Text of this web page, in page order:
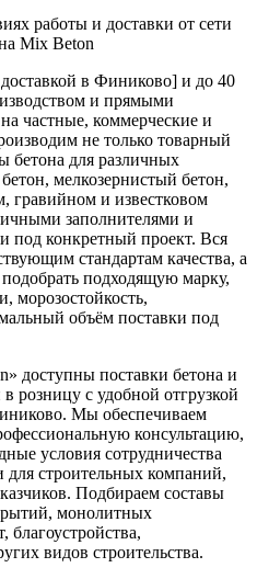
работы и доставки от сети
Mix Beton
в Финиково] и до 40
и прямыми
частные, коммерческие и
не только товарный
бетона для различных
мелкозернистый бетон,
гравийном и известковом
заполнителями и
под конкретный проект. Вся
стандартам качества, а
подходящую марку,
морозостойкость,
объём поставки под
доступны поставки бетона и
розницу с удобной отгрузкой
Мы обеспечиваем
консультацию,
условия сотрудничества
для строительных компаний,
Подбираем составы
монолитных
видов строительства.